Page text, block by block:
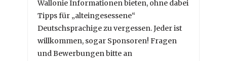
Wallonie Informationen bieten, ohne dabei
Tipps für „alteingesessene“
Deutschsprachige zu vergessen. Jeder ist
willkommen, sogar Sponsoren! Fragen
und Bewerbungen bitte an